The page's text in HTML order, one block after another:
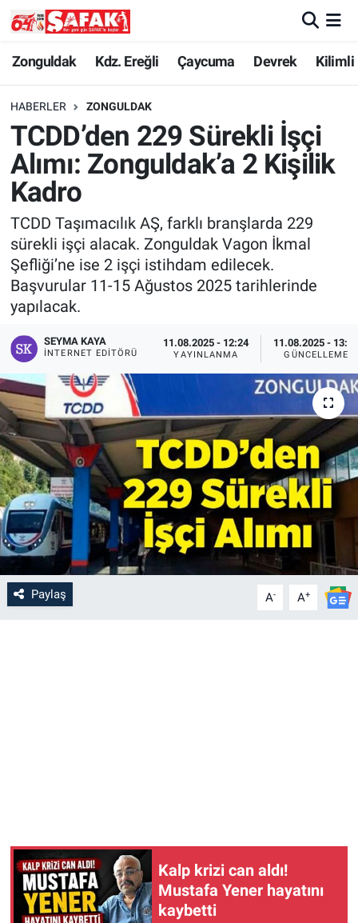
Zonguldak Kdz. Ereğli Çaycuma Devrek Kilimli
HABERLER ZONGULDAK
TCDD’den 229 Sürekli İşçi
Alımı: Zonguldak’a 2 Kişilik
Kadro
TCDD Taşımacılık AŞ, farklı branşlarda 229
sürekli işçi alacak. Zonguldak Vagon İkmal
Şefliği’ne ise 2 işçi istihdam edilecek.
Başvurular 11-15 Ağustos 2025 tarihlerinde
yapılacak.
SEYMA KAYA
İNTERNET EDITÖRÜ
11.08.2025 - 12:24
YAYINLANMA
11.08.2025 -
GÜNCELLEME
Paylaş A- A+
Kalp krizi can aldı!
Mustafa Yener hayatını
kaybetti
Zonguldak
Kdz. Ereğli
Çaycuma
Devrek
Kilimli
Asayiş
Spor
Resmi İlan
Zonguldak Nöbetçi Eczaneler
Zonguldak Hava Durumu
Zonguldak Namaz Vakitleri
Zonguldak Trafik Yoğunluk Haritası
Süper Lig Puan Durumu ve Fikstür
Tüm Manşetler
Son Dakika Haberleri
Haber Arşivi